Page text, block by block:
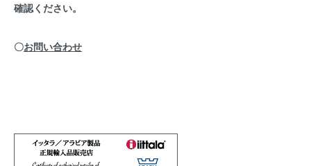
確認ください。
〇お問い合わせ